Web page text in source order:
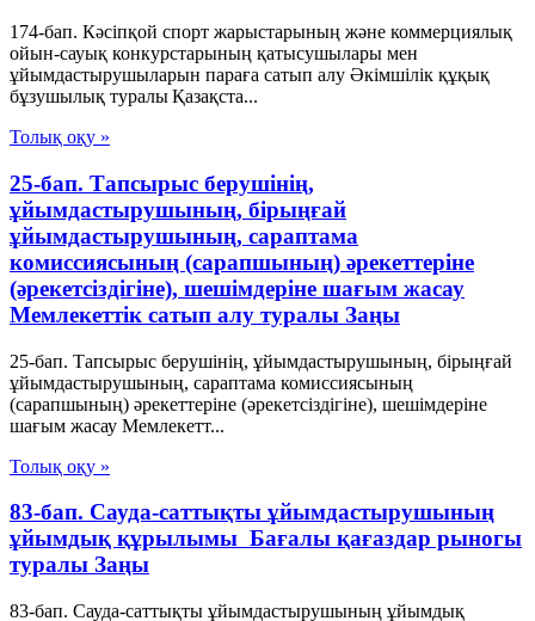
174-бап. Кәсіпқой спорт жарыстарының және коммерциялық
ойын-сауық конкурстарының қатысушылары мен
ұйымдастырушыларын параға сатып алу Әкімшілік құқық
бұзушылық туралы Қазақста...
Толық оқу »
25-бап. Тапсырыс берушінің,
ұйымдастырушының, бірыңғай
ұйымдастырушының, сараптама
комиссиясының (сарапшының) әрекеттеріне
(әрекетсіздігіне), шешімдеріне шағым жасау
Мемлекеттiк сатып алу туралы Заңы
25-бап. Тапсырыс берушінің, ұйымдастырушының, бірыңғай
ұйымдастырушының, сараптама комиссиясының
(сарапшының) әрекеттеріне (әрекетсіздігіне), шешімдеріне
шағым жасау Мемлекетт...
Толық оқу »
83-бап. Сауда-саттықты ұйымдастырушының
ұйымдық құрылымы Бағалы қағаздар рыногы
туралы Заңы
83-бап. Сауда-саттықты ұйымдастырушының ұйымдық